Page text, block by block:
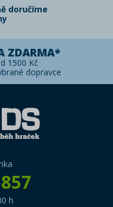
doručíme
ZDARMA*
1500 Kč
dopravce
h